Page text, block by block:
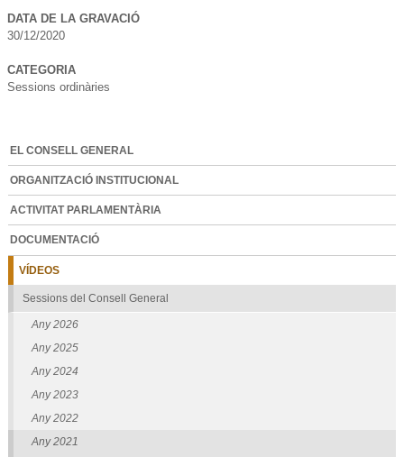
DATA DE LA GRAVACIÓ
30/12/2020
CATEGORIA
Sessions ordinàries
EL CONSELL GENERAL
ORGANITZACIÓ INSTITUCIONAL
ACTIVITAT PARLAMENTÀRIA
DOCUMENTACIÓ
VÍDEOS
Sessions del Consell General
Any 2026
Any 2025
Any 2024
Any 2023
Any 2022
Any 2021